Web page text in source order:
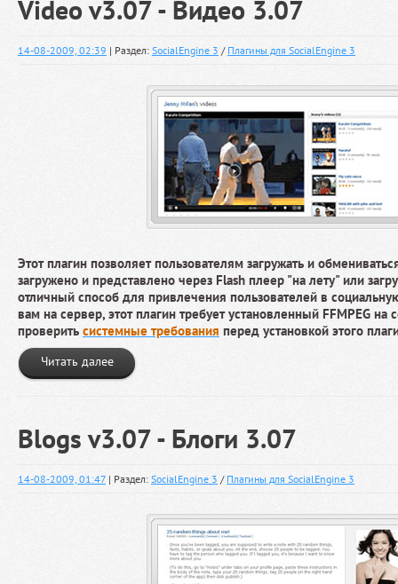
Video v3.07 - Видео 3.07
14-08-2009, 02:39 | Раздел: SocialEngine 3 / Плагины для SocialEngine 3
Этот плагин позволяет пользователям загружать и
загружено и представлено через Flash плеер "на лету" или
отличный способ для привлечения пользователей в
вам на сервер, этот плагин требует установленный FFMPEG на
проверить системные требования перед установкой этого
Читать далее
Blogs v3.07 - Блоги 3.07
14-08-2009, 01:47 | Раздел: SocialEngine 3 / Плагины для SocialEngine 3